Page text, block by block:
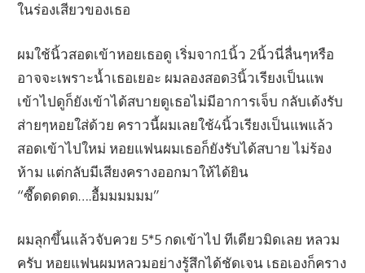
ในร่องเสียวของเธอ
ผมใช้นิ้วสอดเข้าหอยเธอดู เริ่มจาก1นิ้ว 2นิ้วนี่ลื่นๆหรือ
อาจจะเพราะน้ำเธอเยอะ ผมลองสอด3นิ้วเรียงเป็นแพ
เข้าไปดูก็ยังเข้าได้สบายดูเธอไม่มีอาการเจ็บ กลับเด้งรับ
ส่ายๆหอยใส่ด้วย คราวนี้ผมเลยใช้4นิ้วเรียงเป็นแพแล้ว
สอดเข้าไปใหม่ หอยแฟนผมเธอก็ยังรับได้สบาย ไม่ร้อง
ห้าม แต่กลับมีเสียงครางออกมาให้ได้ยิน
“ซื๊ดดดดด….อื้มมมมมม”
ผมลุกขึ้นแล้วจับควย 5*5 กดเข้าไป ทีเดียวมิดเลย หลวม
ครับ หอยแฟนผมหลวมอย่างรู้สึกได้ชัดเจน เธอเองก็คราง